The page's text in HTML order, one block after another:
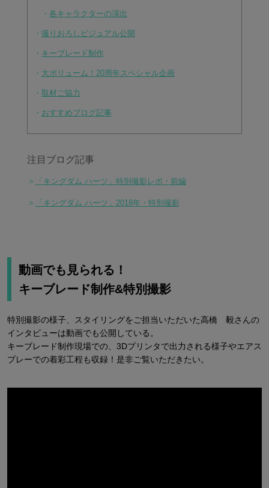
・ 各キャラクターの演出
・ 撮りおろしビジュアル公開
・ キーブレード制作
・ 大ボリューム！20周年スペシャル企画
・ 取材ご協力
・ おすすめブログ記事
注目ブログ記事
＞ 「キングダム ハーツ」特別撮影レポ・前編
＞ 「キングダム ハーツ」2018年・特別撮影
動画でも見られる！
キーブレード制作&特別撮影
特別撮影の様子、スタイリングをご担当いただいた高橋 毅さんの
インタビューは動画でも公開している。
キーブレード制作現場での、3Dプリンタで出力される様子やエアス
プレーでの着彩工程も収録！是非ご覧いただきたい。